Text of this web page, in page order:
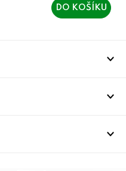
DO KOŠÍKU